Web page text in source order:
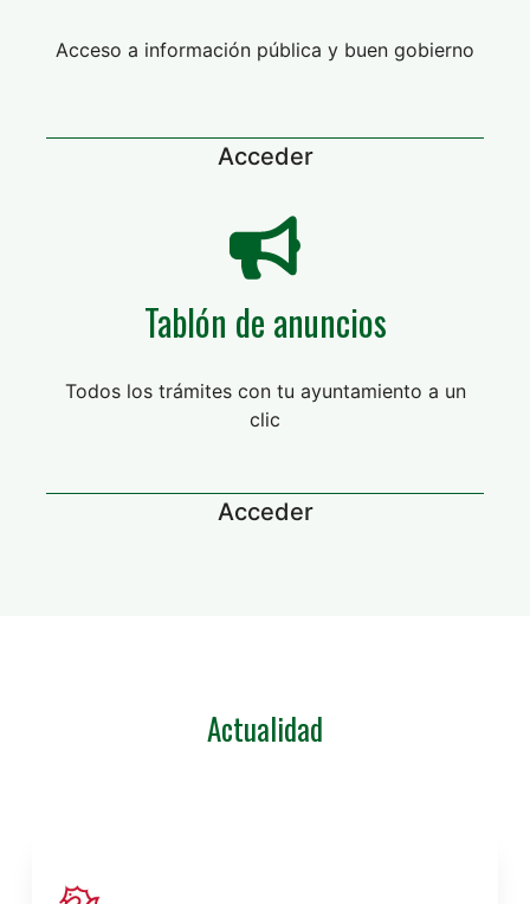
Acceso a información pública y buen gobierno
Acceder
Tablón de anuncios
Todos los trámites con tu ayuntamiento a un
clic
Acceder
Actualidad